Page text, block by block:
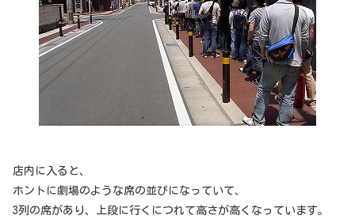
店内に入ると、
ホントに劇場のような席の並びになっていて、
3列の席があり、上段に行くにつれて高さが高くなっています。